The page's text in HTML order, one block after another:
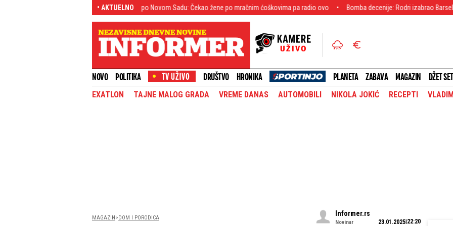
• AKTUELNO
Tinejdžer (19) sejao strah po Novom Sadu: Čekao žene po mračnim ćoškovima pa radio ovo Bomba decenije: Rodri izabrao Barselonu! Španski
NOVO POLITIKA DRUŠTVO HRONIKA PLANETA ZABAVA MAGAZIN DŽET SET
EXATLON TAJNE MALOG GRADA VREME DANAS AUTOMOBILI NIKOLA JOKIĆ RECEPTI
MAGAZIN DOM I PORODICA
Informer.rs
Novinar 23.01.2025 22:20